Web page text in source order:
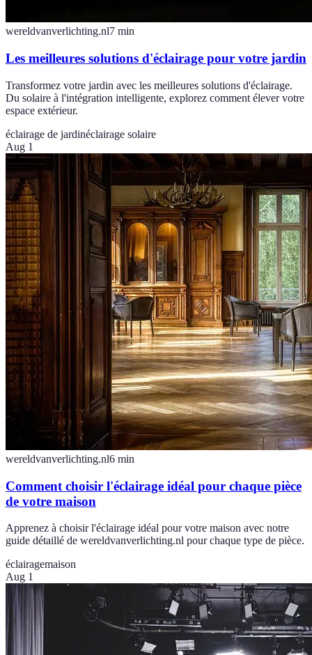
wereldvanverlichting.nl7 min
Les meilleures solutions d'éclairage pour votre jardin
Transformez votre jardin avec les meilleures solutions d'éclairage.
Du solaire à l'intégration intelligente, explorez comment élever votre
espace extérieur.
éclairage de jardinéclairage solaire
Aug 1
wereldvanverlichting.nl6 min
Comment choisir l'éclairage idéal pour chaque pièce
de votre maison
Apprenez à choisir l'éclairage idéal pour votre maison avec notre
guide détaillé de wereldvanverlichting.nl pour chaque type de pièce.
éclairagemaison
Aug 1